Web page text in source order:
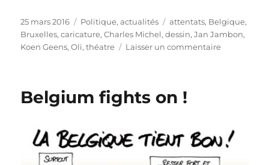
Publié
le
25 mars 2016 Catégories
Politique, actualités Étiquettes
attentats, Belgique,
Bruxelles,caricature,Charles Michel,dessin,Jan Jambon,
Koen Geens,Oli,théatre Laisser un commentairesur
Belgium fights on !